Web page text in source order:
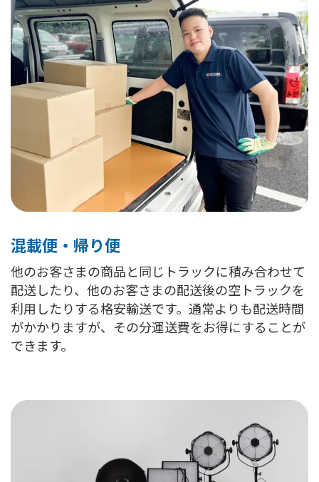
混載便・帰り便
他のお客さまの商品と同じトラックに積み合わせて
配送したり、他のお客さまの配送後の空トラックを
利用したりする格安輸送です。通常よりも配送時間
がかかりますが、その分運送費をお得にすることが
できます。